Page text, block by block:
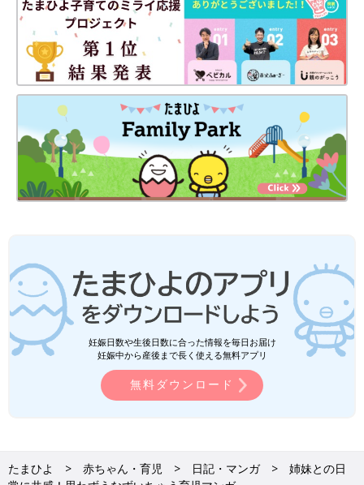
妊娠日数や生後日数に合った情報を毎日お届け
妊娠中から産後まで長く使える無料アプリ
無料ダウンロード
たまひよ 赤ちゃん・育児 日記・マンガ
姉妹との日